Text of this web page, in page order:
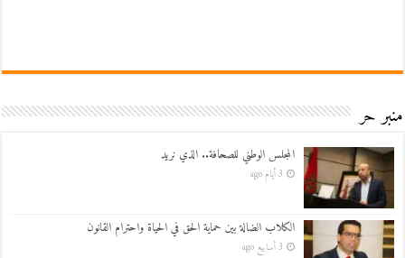
منبر حر
المجلس الوطني للصحافة.. الذي نريد
3 أيام ago
الكلاب الضالة بين حماية الحق في الحياة واحترام القانون
3 أسابيع ago